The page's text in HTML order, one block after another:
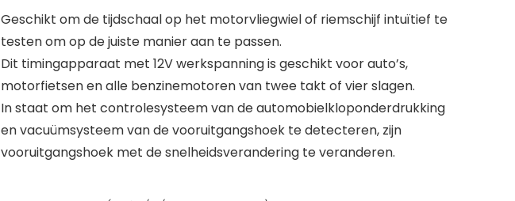
Geschikt om de tijdschaal op het motorvliegwiel of riemschijf intuïtief te
testen om op de juiste manier aan te passen.
Dit timingapparaat met 12V werkspanning is geschikt voor auto’s,
motorfietsen en alle benzinemotoren van twee takt of vier slagen.
In staat om het controlesysteem van de automobielkloponderdrukking
en vacuümsysteem van de vooruitgangshoek te detecteren, zijn
vooruitgangshoek met de snelheidsverandering te veranderen.